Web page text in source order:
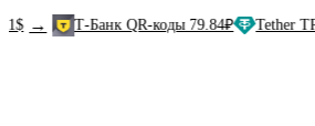
Т-Банк QR-коды 79.84₽ Tether TRC20 1$